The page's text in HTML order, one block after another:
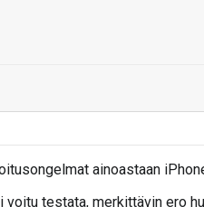
ainoastaan
voitu testata, merkittävin ero